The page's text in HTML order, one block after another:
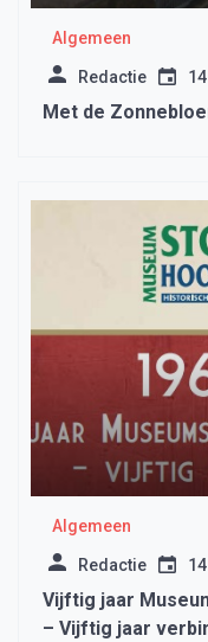
Algemeen
Redactie
Met de
Algemeen
Redactie
Vijftig jaar
– Vijftig jaar